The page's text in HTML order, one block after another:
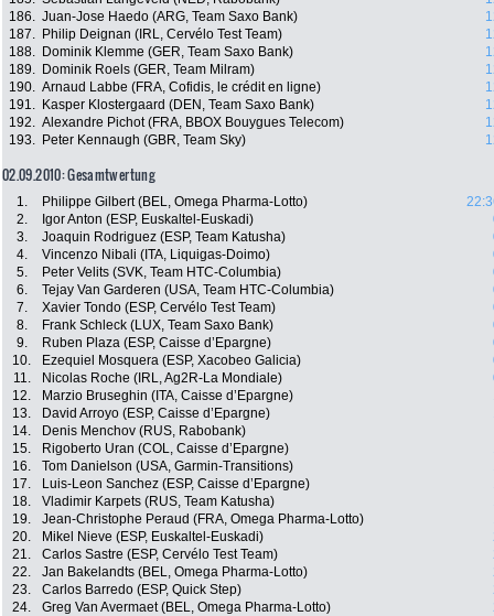
186. Juan-Jose Haedo (ARG, Team Saxo Bank)
187.
Philip Deignan (IRL, Cervélo Test Team)
188.
Dominik Klemme (GER, Team Saxo Bank)
189.
Dominik Roels (GER, Team Milram)
190. Arnaud Labbe (FRA, Cofidis, le crédit en ligne)
191.
Kasper Klostergaard (DEN, Team Saxo Bank)
192. Alexandre Pichot (FRA, BBOX Bouygues Telecom)
193.
Peter Kennaugh (GBR, Team Sky)
02.09.2010: Gesamtwertung
1. Philippe Gilbert (BEL, Omega Pharma-Lotto)
2.
Igor Anton (ESP, Euskaltel-Euskadi)
3.
Joaquin Rodriguez (ESP, Team Katusha)
4.
Vincenzo Nibali (ITA, Liquigas-Doimo)
5.
Peter Velits (SVK, Team HTC-Columbia)
6.
Tejay Van Garderen (USA, Team HTC-Columbia)
7.
Xavier Tondo (ESP, Cervélo Test Team)
8.
Frank Schleck (LUX, Team Saxo Bank)
9.
Ruben Plaza (ESP, Caisse d’Epargne)
10.
Ezequiel Mosquera (ESP, Xacobeo Galicia)
11.
Nicolas Roche (IRL, Ag2R-La Mondiale)
12.
Marzio Bruseghin (ITA, Caisse d’Epargne)
13.
David Arroyo (ESP, Caisse d’Epargne)
14.
Denis Menchov (RUS, Rabobank)
15.
Rigoberto Uran (COL, Caisse d’Epargne)
16.
Tom Danielson (USA, Garmin-Transitions)
17.
Luis-Leon Sanchez (ESP, Caisse d’Epargne)
18.
Vladimir Karpets (RUS, Team Katusha)
19.
Jean-Christophe Peraud (FRA, Omega Pharma-Lotto)
20.
Mikel Nieve (ESP, Euskaltel-Euskadi)
21.
Carlos Sastre (ESP, Cervélo Test Team)
22.
Jan Bakelandts (BEL, Omega Pharma-Lotto)
23.
Carlos Barredo (ESP, Quick Step)
24.
Greg Van Avermaet (BEL, Omega Pharma-Lotto)